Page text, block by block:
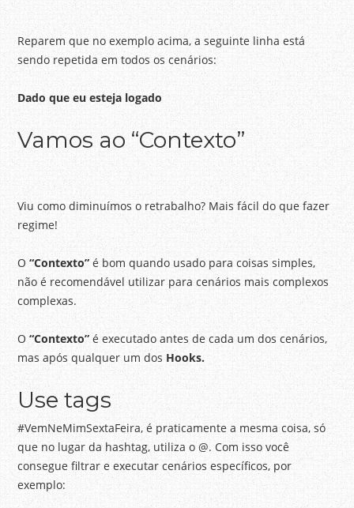
Reparem que no exemplo acima, a seguinte linha está
sendo repetida em todos os cenários:
Dado que eu esteja logado
Vamos ao “Contexto”
Viu como diminuímos o retrabalho? Mais fácil do que fazer
regime!
O“Contexto” é bom quando usado para coisas simples,
não é recomendável utilizar para cenários mais complexos
complexas.
O“Contexto”é executado antes de cada um dos cenários,
mas após qualquer um dos Hooks.
Use tags
#VemNeMimSextaFeira, é praticamente a mesma coisa, só
que no lugar da hashtag, utiliza o @. Com isso você
consegue filtrar e executar cenários específicos, por
exemplo: